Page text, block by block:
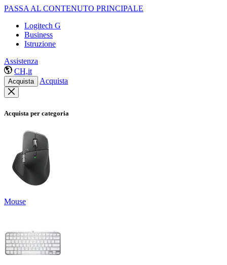
PASSA AL CONTENUTO PRINCIPALE
Logitech G
Business
Istruzione
Assistenza
CH,it
Acquista Acquista
Acquista per categoria
Mouse